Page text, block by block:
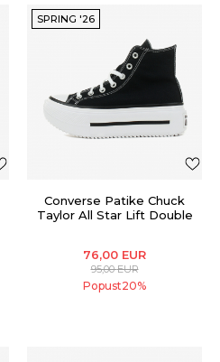
SPRING '26
Converse Patike Chuck
Taylor All Star Lift Double
76,00 EUR
95,00EUR
Popust20%